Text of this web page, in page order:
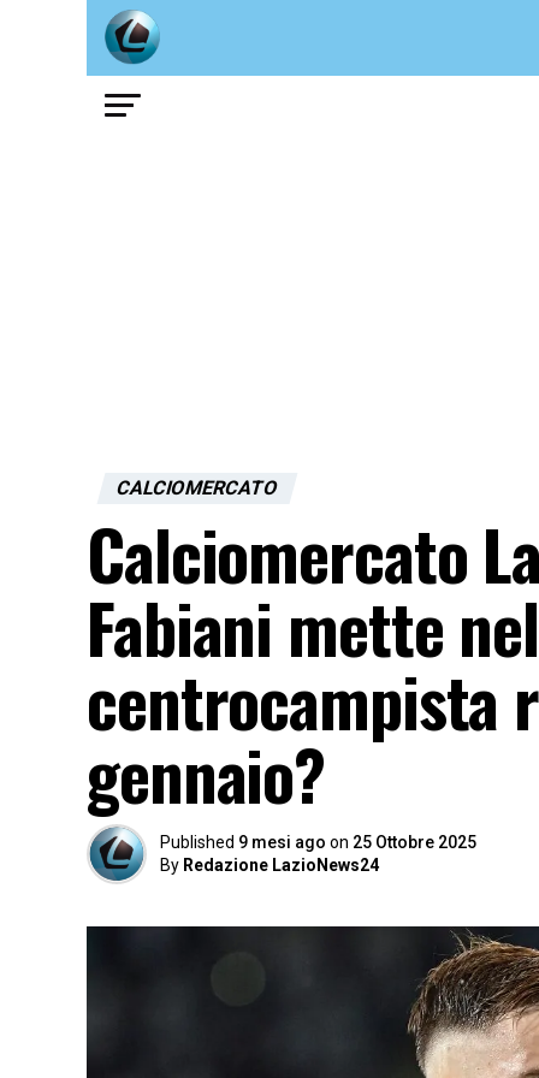
CALCIOMERCATO
Calciomercato
Fabiani mette
centrocampista
gennaio?
Published 9 mesi ago on 25 Ottobre 2025
By Redazione LazioNews24